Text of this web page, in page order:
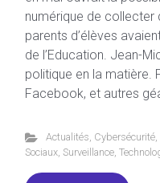
numérique de collecter
parents d’élèves
de l’Education. Jean-
politique en la matière.
Facebook, et autres
Actualités, Cybersécurité,
Sociaux, Surveillance,